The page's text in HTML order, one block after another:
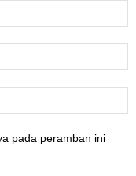
pada peramban ini